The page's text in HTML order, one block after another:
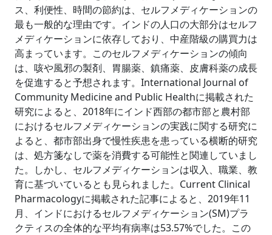
ス、利便性、時間の節約は、セルフメディケーションの
最も一般的な理由です。インドの人口の大部分はセルフ
メディケーションに依存しており、中産階級の購買力は
高まっています。このセルフメディケーションの傾向
は、咳や風邪の製剤、胃腸薬、鎮痛薬、皮膚科薬の成長
を促進すると予想されます。International Journal of
Community Medicine and Public Healthに掲載された
研究によると、2018年にインド西部の都市部と農村部
におけるセルフメディケーションの実践に関する研究に
よると、都市部出身で慢性疾患を患っている横断的研究
は、処方箋なしで薬を消費する可能性と関連していまし
た。しかし、セルフメディケーションは収入、職業、教
育に基づいているとも見られました。Current Clinical
Pharmacologyに掲載された記事によると、2019年11
月、インドにおけるセルフメディケーション(SM)プラ
クティスの全体的な平均有病率は53.57%でした。この